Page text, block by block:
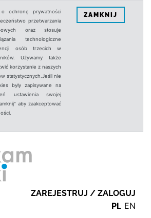
ochronę prywatności
przetwarzania
oraz stosuje
technologiczne
osób trzecich w
Używamy także
korzystanie z naszych
statystycznych.Jeśli nie
były zapisywane na
ustawienia swojej
aby zaakceptować
ZAMKNIJ
ZAREJESTRUJ / ZALOGUJ
PL EN